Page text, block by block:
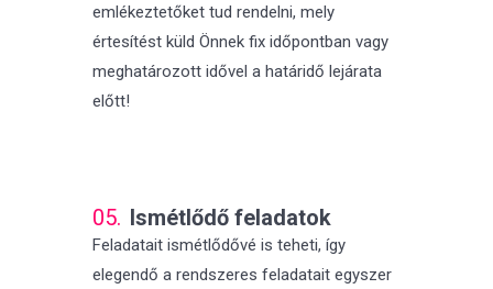
emlékeztetőket tud rendelni, mely
értesítést küld Önnek fix időpontban vagy
meghatározott idővel a határidő lejárata
előtt!
05. Ismétlődő feladatok
Feladatait ismétlődővé is teheti, így
elegendő a rendszeres feladatait egyszer